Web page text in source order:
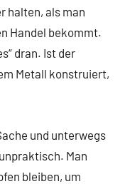
halten, als man
Handel bekommt.
dran. Ist der
Metall konstruiert,
und unterwegs
Man
bleiben, um